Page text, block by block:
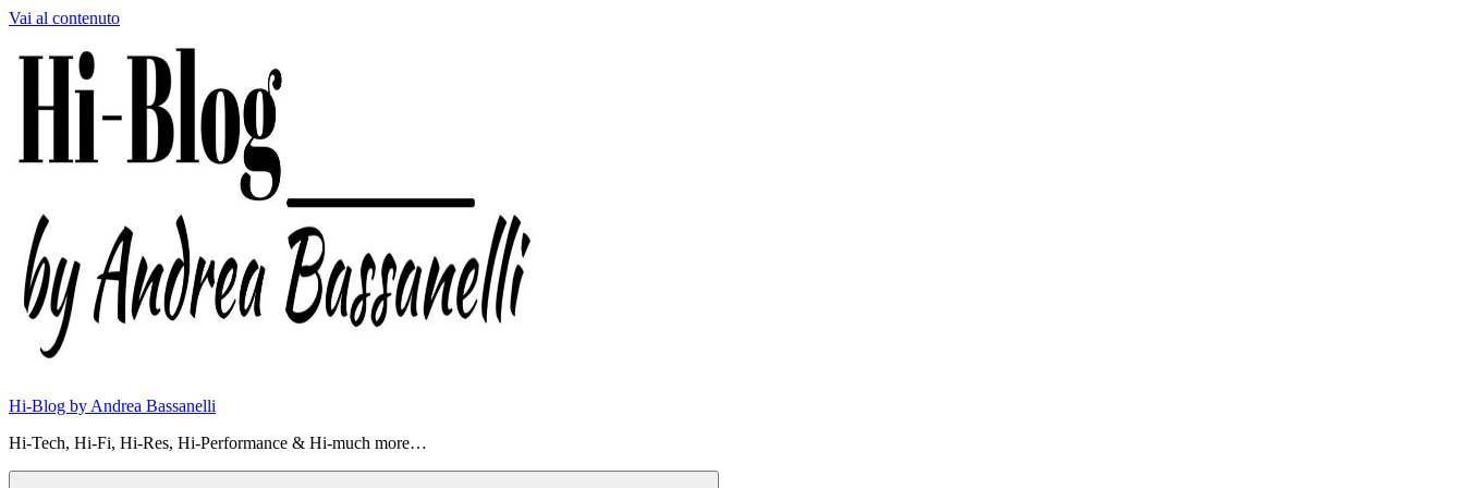
Vai al contenuto
Hi-Blog by Andrea Bassanelli
Hi-Tech, Hi-Fi, Hi-Res, Hi-Performance & Hi-much more…